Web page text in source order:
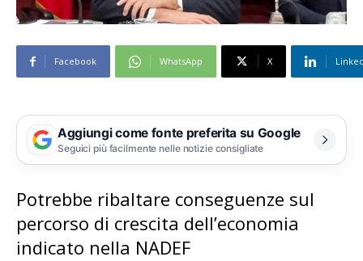
Facebook WhatsApp X
Aggiungi come fonte preferita su Google
Seguici più facilmente nelle notizie consigliate
Potrebbe ribaltare conseguenze sul
percorso di crescita dell’economia
indicato nella NADEF